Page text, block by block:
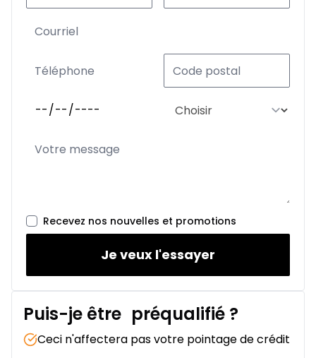
Recevez nos nouvelles et promotions
Je veux l'essayer
Puis-je être préqualifié ?
Ceci n'affectera pas votre pointage de crédit